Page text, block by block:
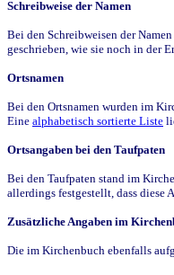
Schreibweise der Namen
Bei den Schreibweisen der
geschrieben, wie sie noch in der
Ortsnamen
Bei den Ortsnamen wurden im
Eine alphabetisch sortierte Liste
Ortsangaben bei den Taufpaten
Bei den Taufpaten stand im
allerdings festgestellt, dass diese
Zusätzliche Angaben im
Die im Kirchenbuch ebenfalls